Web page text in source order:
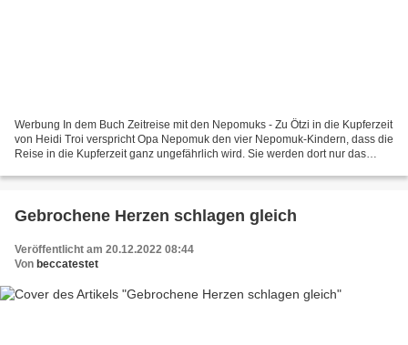
Werbung In dem Buch Zeitreise mit den Nepomuks - Zu Ötzi in die Kupferzeit
von Heidi Troi verspricht Opa Nepomuk den vier Nepomuk-Kindern, dass die
Reise in die Kupferzeit ganz ungefährlich wird. Sie werden dort nur das
Gebrochene Herzen schlagen gleich
Veröffentlicht am 20.12.2022 08:44
Von beccatestet